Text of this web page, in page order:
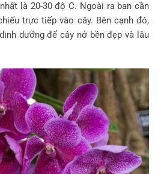
là 20-30 độ C. Ngoài ra bạn cần
trực tiếp vào cây. Bên cạnh đó,
dưỡng để cây nở bền đẹp và lâu